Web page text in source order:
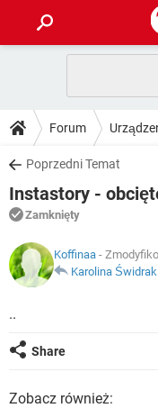
GRY
SPOTIFY
INSTAGRAM
WINDOWS 10
PORADY
PlayStation
SPOTIFY
INSTAGRAM
WINDOWS 10
DO POBRANIA
ANDROID
GRY
IOS
INSTAGRAM
FORUM
COVID-19
GRY
ARTYKUŁY
COVID-19
SPOTIFY
Forum
Poprzedni Temat
Instastory -
Zamknięty
Koffinaa -
Karolina Świdrak
..
Share
Zobacz również: